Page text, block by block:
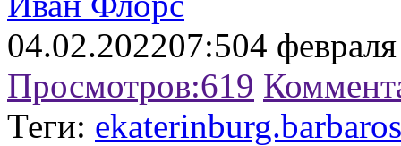
04.02.202207:504
Просмотров:619
Теги: